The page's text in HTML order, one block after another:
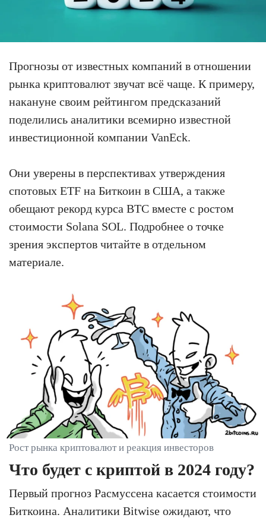
Прогнозы от известных компаний в отношении
рынка криптовалют звучат всё чаще. К примеру,
накануне своим рейтингом предсказаний
поделились аналитики всемирно известной
инвестиционной компании VanEck.
Они уверены в перспективах утверждения
спотовых ETF на Биткоин в США, а также
обещают рекорд курса BTC вместе с ростом
стоимости Solana SOL. Подробнее о точке
зрения экспертов читайте в отдельном
материале.
Рост рынка криптовалют и реакция инвесторов
Что будет с криптой в 2024 году?
Первый прогноз Расмуссена касается стоимости
Биткоина. Аналитики Bitwise ожидают, что